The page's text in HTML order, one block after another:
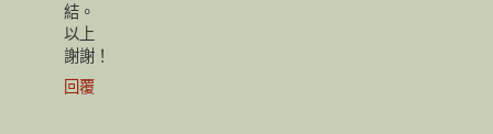
結。
以上
謝謝！
回覆